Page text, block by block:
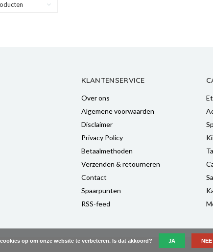
KLANTENSERVICE
Over ons
Algemene voorwaarden
Disclaimer
Privacy Policy
Betaalmethoden
Verzenden & retourneren
Contact
Spaarpunten
RSS-feed
op om onze website te verbeteren. Is dat akkoord? JA NEE